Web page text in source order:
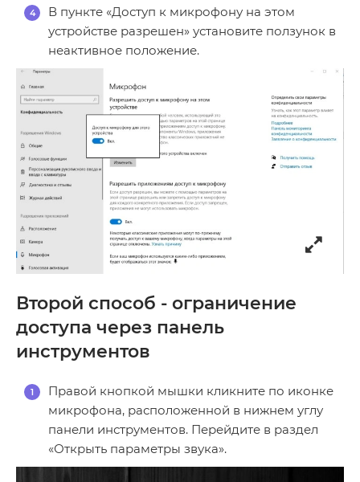
В пункте «Доступ к микрофону на этом
устройстве разрешен» установите ползунок в
неактивное положение.
Второй способ - ограничение
доступа через панель
инструментов
Правой кнопкой мышки кликните по иконке
микрофона, расположенной в нижнем углу
панели инструментов. Перейдите в раздел
«Открыть параметры звука».